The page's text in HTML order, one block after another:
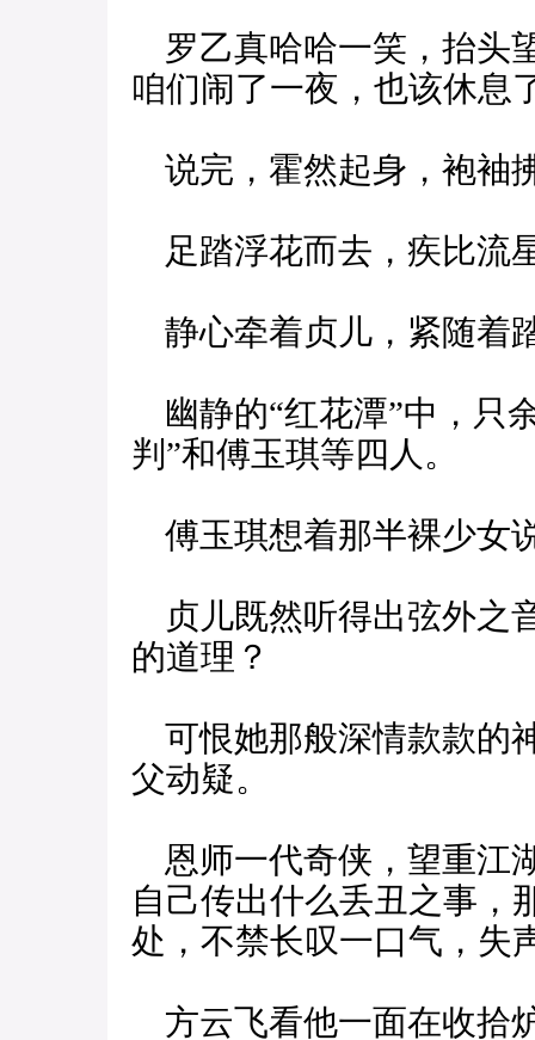
罗乙真哈哈一笑，抬头
咱们闹了一夜，也该休息
说完，霍然起身，袍袖
足踏浮花而去，疾比流
静心牵着贞儿，紧随着
幽静的“红花潭”中，只
判”和傅玉琪等四人。
傅玉琪想着那半裸少女
贞儿既然听得出弦外之
的道理？
可恨她那般深情款款的
父动疑。
恩师一代奇侠，望重江
自己传出什么丢丑之事
处，不禁长叹一口气，失
方云飞看他一面在收拾